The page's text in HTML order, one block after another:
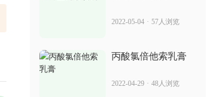
苗药毒癣净治什么 怎治疗银屑病好
2022-05-04 · 57人浏览
丙酸氯倍他索乳膏
2022-04-29 · 48人浏览